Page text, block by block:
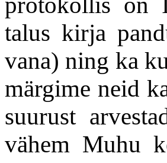
talus kirja
vana) ning ka
märgime neid
suurust
vähem Muhu